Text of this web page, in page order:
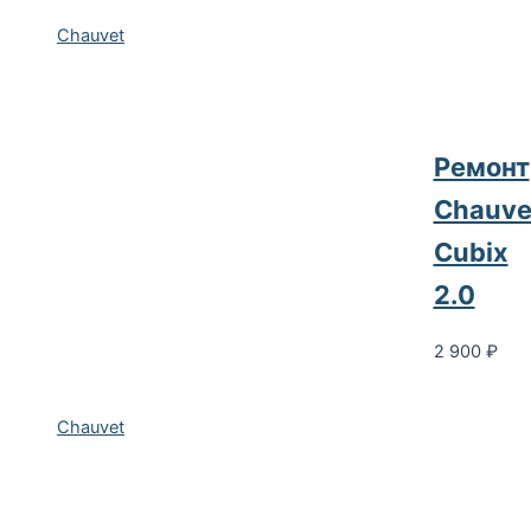
Chauvet
Chauvet
Ремонт
Cubix
2.0
2 900 ₽